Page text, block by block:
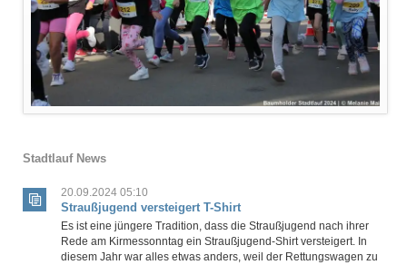
Stadtlauf News
20.09.2024 05:10
Straußjugend versteigert T-Shirt
Es ist eine jüngere Tradition, dass die Straußjugend nach ihrer
Rede am Kirmessonntag ein Straußjugend-Shirt versteigert. In
diesem Jahr war alles etwas anders, weil der Rettungswagen zu